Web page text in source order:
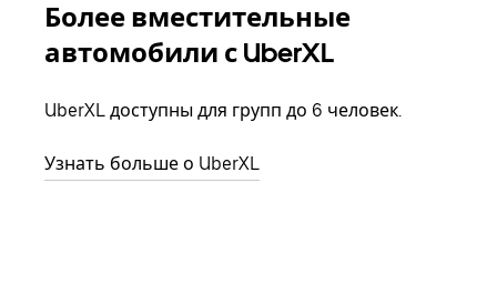
Более вместительные
автомобили с UberXL
UberXL доступны для групп до 6 человек.
Узнать больше о UberXL